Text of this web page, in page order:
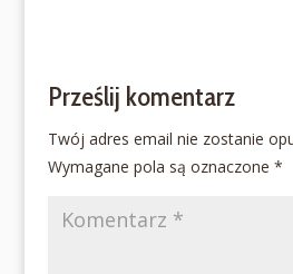
Prześlij komentarz
Twój adres email nie zostanie
Wymagane pola są oznaczone *